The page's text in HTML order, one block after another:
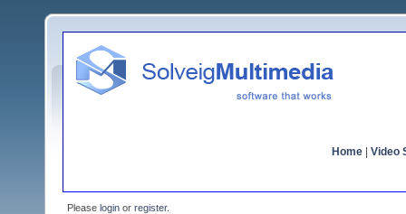
Home Video
Please login or register.